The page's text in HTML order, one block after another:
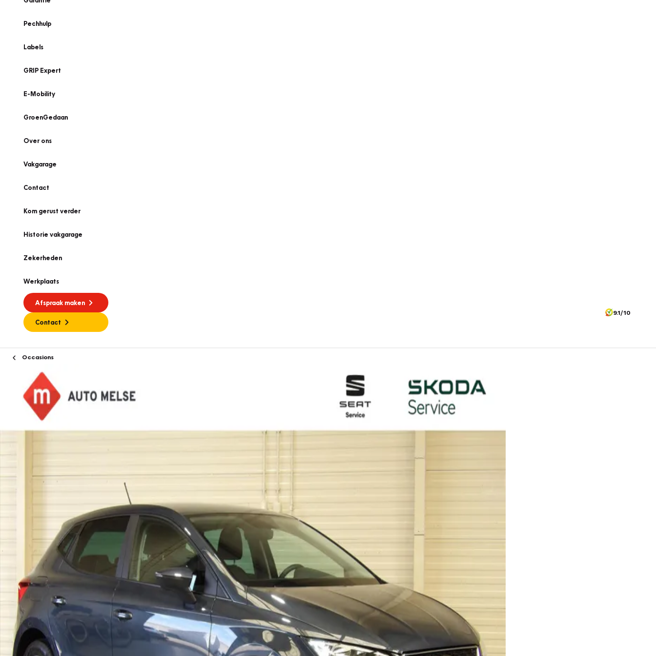
Pechhulp
Labels
GRIP Expert
E-Mobility
GroenGedaan
Over ons
Vakgarage
Contact
Kom gerust verder
Historie vakgarage
Zekerheden
Werkplaats
Afspraak maken
Contact
9.1/10
Occasions